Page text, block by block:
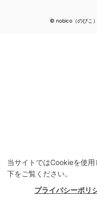
当サイトではCookieを使
下をご覧ください。
プライバシーポリ
© nobico（のびこ